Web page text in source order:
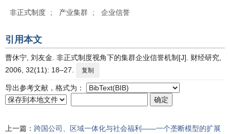
非正式制度 ; 产业集群 ; 企业信誉
引用本文
曹休宁, 刘友金. 非正式制度视角下的集群企业信誉机制[J]. 财经研究,
2006, 32(11): 18–27.
复制
导出参考文献，格式为：
上一篇： 跨国公司、区域一体化与社会福利——一个垄断模型的扩展